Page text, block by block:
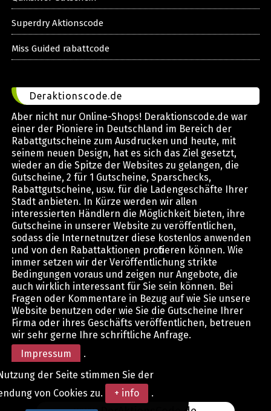
Superdry Aktionscode
Miss Guided rabattcode
Deraktionscode.de
Aber nicht nur Online-Shops! Deraktionscode.de war
einer der Pioniere in Deutschland im Bereich der
Rabattgutscheine zum Ausdrucken und heute, mit
seinem neuen Design, hat es sich das Ziel gesetzt,
wieder an die Spitze der Websites zu gelangen, die
Gutscheine, 2 für 1 Gutscheine, Sparschecks,
Rabattgutscheine, usw. für die Ladengeschäfte Ihrer
Stadt anbieten. In Kürze werden wir allen
interessierten Händlern die Möglichkeit bieten, ihre
Gutscheine in unserer Website zu veröffentlichen,
sodass die Internetnutzer diese kostenlos anwenden
und von den Rabattaktionen profitieren können. Wie
immer setzen wir der Veröffentlichung strikte
Bedingungen voraus und zeigen nur Angebote, die
auch wirklich interessant für Sie sein können. Bei
Fragen oder Kommentare in Bezug auf wie Sie unsere
Website benutzen oder wie Sie die Gutscheine Ihrer
Firma oder ihres Geschäfts veröffentlichen, betreuen
wir sehr gerne Ihre schriftliche Anfrage.
Impressum
.
der Seite stimmen Sie der
von Cookies zu.
+ info .